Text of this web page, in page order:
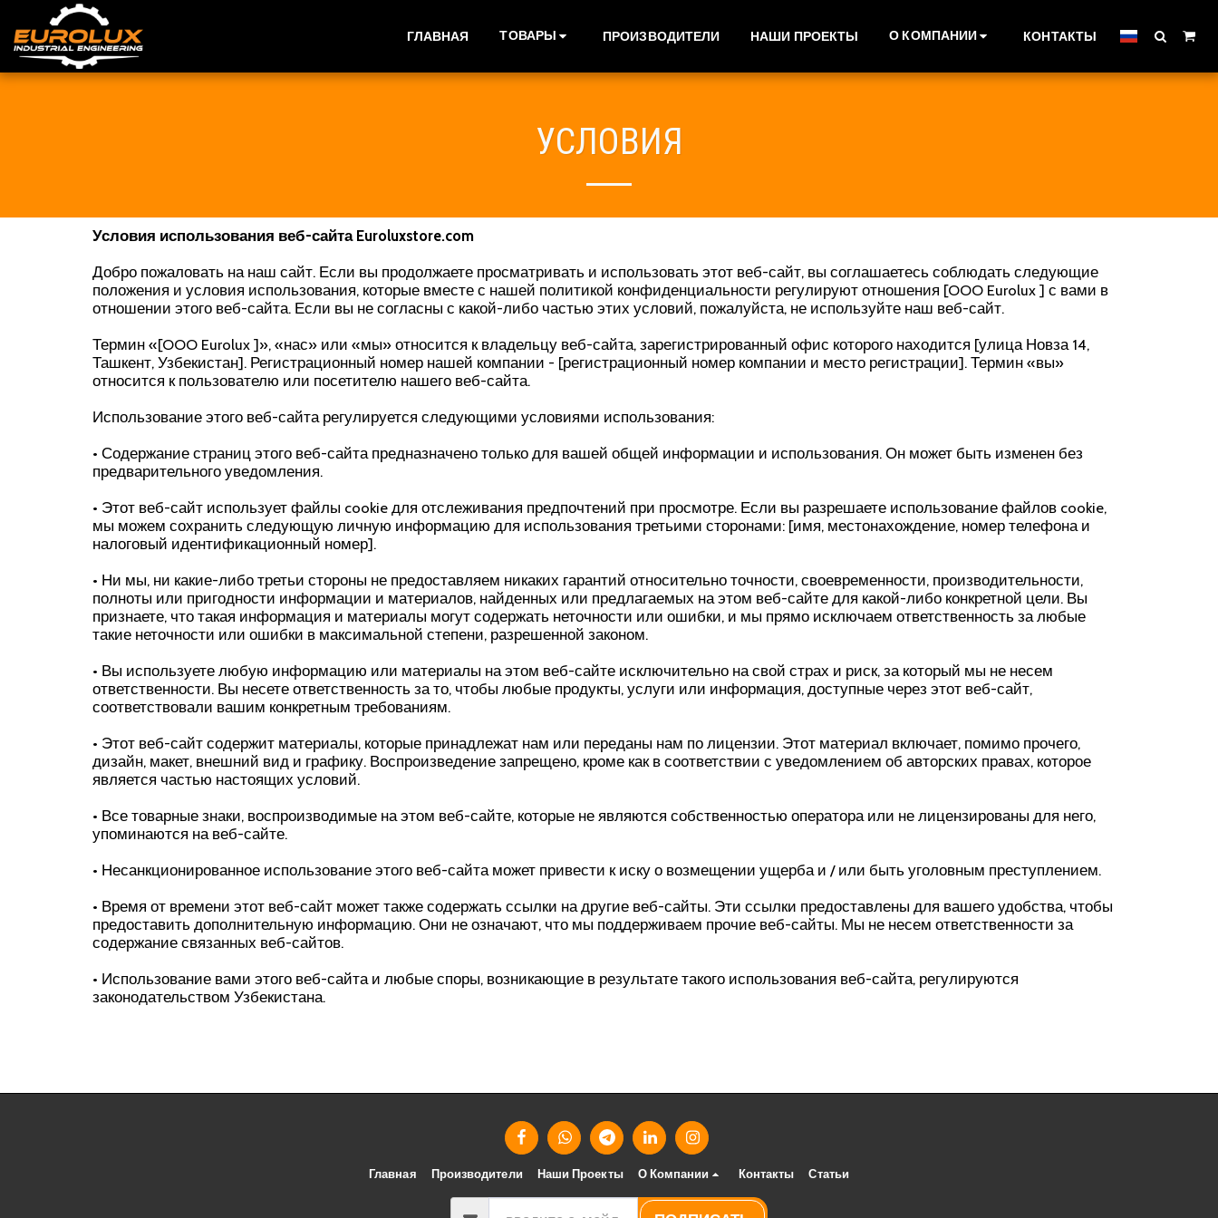
ГЛАВНАЯ ТОВАРЫ ПРОИЗВОДИТЕЛИ НАШИ ПРОЕКТЫ О КОМПАНИИ КОНТАКТЫ
УСЛОВИЯ
Условия использования веб-сайта Euroluxstore.com
Добро пожаловать на наш сайт. Если вы продолжаете просматривать и использовать этот веб-сайт, вы соглашаетесь соблюдать следующие
положения и условия использования, которые вместе с нашей политикой конфиденциальности регулируют отношения [OOO Eurolux ] с вами в
отношении этого веб-сайта. Если вы не согласны с какой-либо частью этих условий, пожалуйста, не используйте наш веб-сайт.
Термин «[OOO Eurolux ]», «нас» или «мы» относится к владельцу веб-сайта, зарегистрированный офис которого находится [улица Новза 14,
Ташкент, Узбекистан]. Регистрационный номер нашей компании - [регистрационный номер компании и место регистрации]. Термин «вы»
относится к пользователю или посетителю нашего веб-сайта.
Использование этого веб-сайта регулируется следующими условиями использования:
• Содержание страниц этого веб-сайта предназначено только для вашей общей информации и использования. Он может быть изменен без
предварительного уведомления.
• Этот веб-сайт использует файлы cookie для отслеживания предпочтений при просмотре. Если вы разрешаете использование файлов cookie,
мы можем сохранить следующую личную информацию для использования третьими сторонами: [имя, местонахождение, номер телефона и
налоговый идентификационный номер].
• Ни мы, ни какие-либо третьи стороны не предоставляем никаких гарантий относительно точности, своевременности, производительности,
полноты или пригодности информации и материалов, найденных или предлагаемых на этом веб-сайте для какой-либо конкретной цели. Вы
признаете, что такая информация и материалы могут содержать неточности или ошибки, и мы прямо исключаем ответственность за любые
такие неточности или ошибки в максимальной степени, разрешенной законом.
• Вы используете любую информацию или материалы на этом веб-сайте исключительно на свой страх и риск, за который мы не несем
ответственности. Вы несете ответственность за то, чтобы любые продукты, услуги или информация, доступные через этот веб-сайт,
соответствовали вашим конкретным требованиям.
• Этот веб-сайт содержит материалы, которые принадлежат нам или переданы нам по лицензии. Этот материал включает, помимо прочего,
дизайн, макет, внешний вид и графику. Воспроизведение запрещено, кроме как в соответствии с уведомлением об авторских правах, которое
является частью настоящих условий.
• Все товарные знаки, воспроизводимые на этом веб-сайте, которые не являются собственностью оператора или не лицензированы для него,
упоминаются на веб-сайте.
• Несанкционированное использование этого веб-сайта может привести к иску о возмещении ущерба и / или быть уголовным преступлением.
• Время от времени этот веб-сайт может также содержать ссылки на другие веб-сайты. Эти ссылки предоставлены для вашего удобства, чтобы
предоставить дополнительную информацию. Они не означают, что мы поддерживаем прочие веб-сайты. Мы не несем ответственности за
содержание связанных веб-сайтов.
• Использование вами этого веб-сайта и любые споры, возникающие в результате такого использования веб-сайта, регулируются
законодательством Узбекистана.
Главная Производители Наши Проекты О Компании Контакты Статьи